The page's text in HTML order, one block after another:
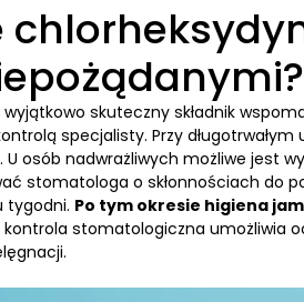
skuteczny składnik
specjalisty. Przy
osób nadwrażliwych możliwe jest
stomatologa o skłonnościach do
tygodni. Po tym okresie higiena
kontrola stomatologiczna umożliwia